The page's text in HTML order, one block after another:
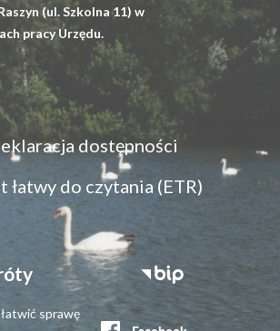
(ul. Szkolna 11) w
pracy Urzędu.
dostępności
łatwy do czytania (ETR)
sprawę
Stopka
serwisy